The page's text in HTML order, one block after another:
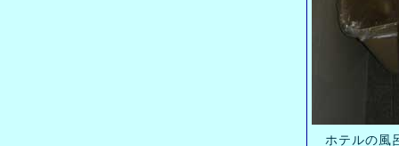
ホテルの風